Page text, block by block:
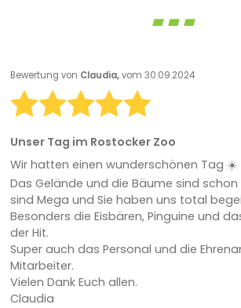
Bewertung von Claudia,vom 30.09.2024
Unser Tag im Rostocker Zoo
Wir hatten einen wunderschönen Tag ☀️
Das Gelände und die Bäume sind
sind Mega und Sie haben uns total
Besonders die Eisbären, Pinguine und
der Hit.
Super auch das Personal und die
Mitarbeiter.
Vielen Dank Euch allen.
Claudia